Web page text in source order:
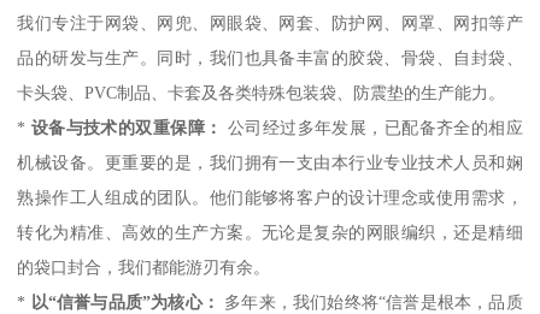
我们专注于网袋、网兜、网眼袋、网套、防护网、网罩、网扣等产
品的研发与生产。同时，我们也具备丰富的胶袋、骨袋、自封袋、
卡头袋、PVC制品、卡套及各类特殊包装袋、防震垫的生产能力。
* 设备与技术的双重保障：
公司经过多年发展，已配备齐全的相应
机械设备。更重要的是，我们拥有一支由本行业专业技术人员和娴
熟操作工人组成的团队。他们能够将客户的设计理念或使用需求，
转化为精准、高效的生产方案。无论是复杂的网眼编织，还是精细
的袋口封合，我们都能游刃有余。
* 以“信誉与品质”为核心：
多年来，我们始终将“信誉是根本，品质